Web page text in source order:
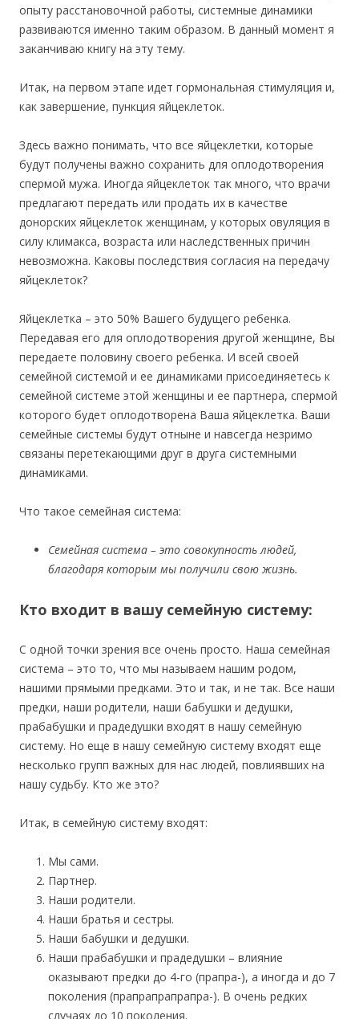
опыту расстановочной работы, системные динамики
развиваются именно таким образом. В данный момент я
заканчиваю книгу на эту тему.
Итак, на первом этапе идет гормональная стимуляция и,
как завершение, пункция яйцеклеток.
Здесь важно понимать, что все яйцеклетки, которые
будут получены важно сохранить для оплодотворения
спермой мужа. Иногда яйцеклеток так много, что врачи
предлагают передать или продать их в качестве
донорских яйцеклеток женщинам, у которых овуляция в
силу климакса, возраста или наследственных причин
невозможна. Каковы последствия согласия на передачу
яйцеклеток?
Яйцеклетка – это 50% Вашего будущего ребенка.
Передавая его для оплодотворения другой женщине, Вы
передаете половину своего ребенка. И всей своей
семейной системой и ее динамиками присоединяетесь к
семейной системе этой женщины и ее партнера, спермой
которого будет оплодотворена Ваша яйцеклетка. Ваши
семейные системы будут отныне и навсегда незримо
связаны перетекающими друг в друга системными
динамиками.
Что такое семейная система:
Семейная система – это совокупность людей,
благодаря которым мы получили свою жизнь.
Кто входит в вашу семейную систему:
С одной точки зрения все очень просто. Наша семейная
система – это то, что мы называем нашим родом,
нашими прямыми предками. Это и так, и не так. Все наши
предки, наши родители, наши бабушки и дедушки,
прабабушки и прадедушки входят в нашу семейную
систему. Но еще в нашу семейную систему входят еще
несколько групп важных для нас людей, повлиявших на
нашу судьбу. Кто же это?
Итак, в семейную систему входят:
Мы сами.
Партнер.
Наши родители.
Наши братья и сестры.
Наши бабушки и дедушки.
Наши прабабушки и прадедушки – влияние
оказывают предки до 4-го (прапра-), а иногда и до 7
поколения (прапрапрапрапра-). В очень редких
случаях до 10 поколения.